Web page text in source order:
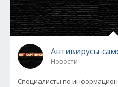
Антивирусы-
Новости
Специалисты по